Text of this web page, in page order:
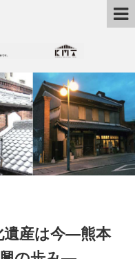
遺産は今―熊本